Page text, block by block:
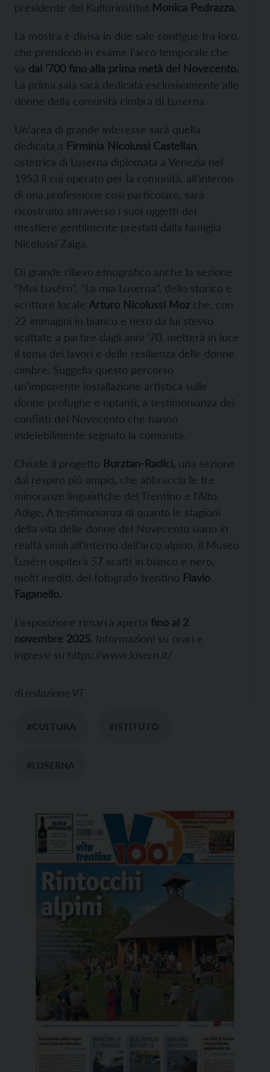
presidente del Kulturinstitut Monica Pedrazza.
La mostra è divisa in due sale contigue tra loro,
che prendono in esame l’arco temporale che
va dal ‘700 fino alla prima metà del Novecento.
La prima sala sarà dedicata esclusivamente alle
donne della comunità cimbra di Luserna.
Un’area di grande interesse sarà quella
dedicata a Firminia Nicolussi Castellan
ostetrica di Luserna diplomata a Venezia nel
1953 il cui operato per la comunità, all’interno
di una professione così particolare, sarà
ricostruito attraverso i suoi oggetti del
mestiere gentilmente prestati dalla famiglia
Nicolussi Zaiga.
Di grande rilievo etnografico anche la sezione
“Moi Lusérn”, ”La mia Luserna”, dello storico e
scrittore locale Arturo Nicolussi Moz che, con
22 immagini in bianco e nero da lui stesso
scattate a partire dagli anni ‘70, metterà in luce
il tema dei lavori e delle resilienza delle donne
cimbre. Suggella questo percorso
un’imponente installazione artistica sulle
donne profughe e optanti, a testimonianza dei
conflitti del Novecento che hanno
indelebilmente segnato la comunità.
Chiude il progetto Burztan-Radici, una sezione
dal respiro più ampio, che abbraccia le tre
minoranze linguistiche del Trentino e l’Alto
Adige. A testimonianza di quanto le stagioni
della vita delle donne del Novecento siano in
realtà simili all’interno dell’arco alpino, il Museo
Lusérn ospiterà 57 scatti in bianco e nero,
molti inediti, del fotografo trentino Flavio
Faganello.
L’esposizione rimarrà aperta fino al 2
novembre 2025. Informazioni su orari e
ingressi su https://www.lusern.it/
di redazione VT
#CULTURA #ISTITUTO
#LUSERNA